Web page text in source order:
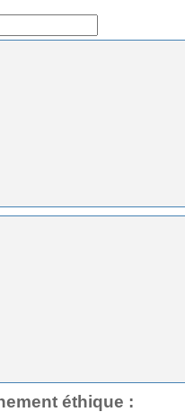
éthique :